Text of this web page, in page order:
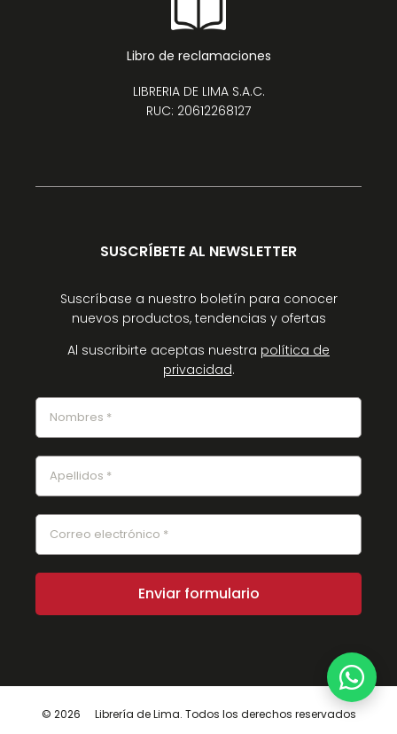
Libro de reclamaciones
LIBRERIA DE LIMA S.A.C.
RUC: 20612268127
SUSCRÍBETE AL NEWSLETTER
Suscríbase a nuestro boletín para conocer
nuevos productos, tendencias y ofertas
Al suscribirte aceptas nuestra política de
privacidad.
© 2026 Librería de Lima. Todos los derechos reservados